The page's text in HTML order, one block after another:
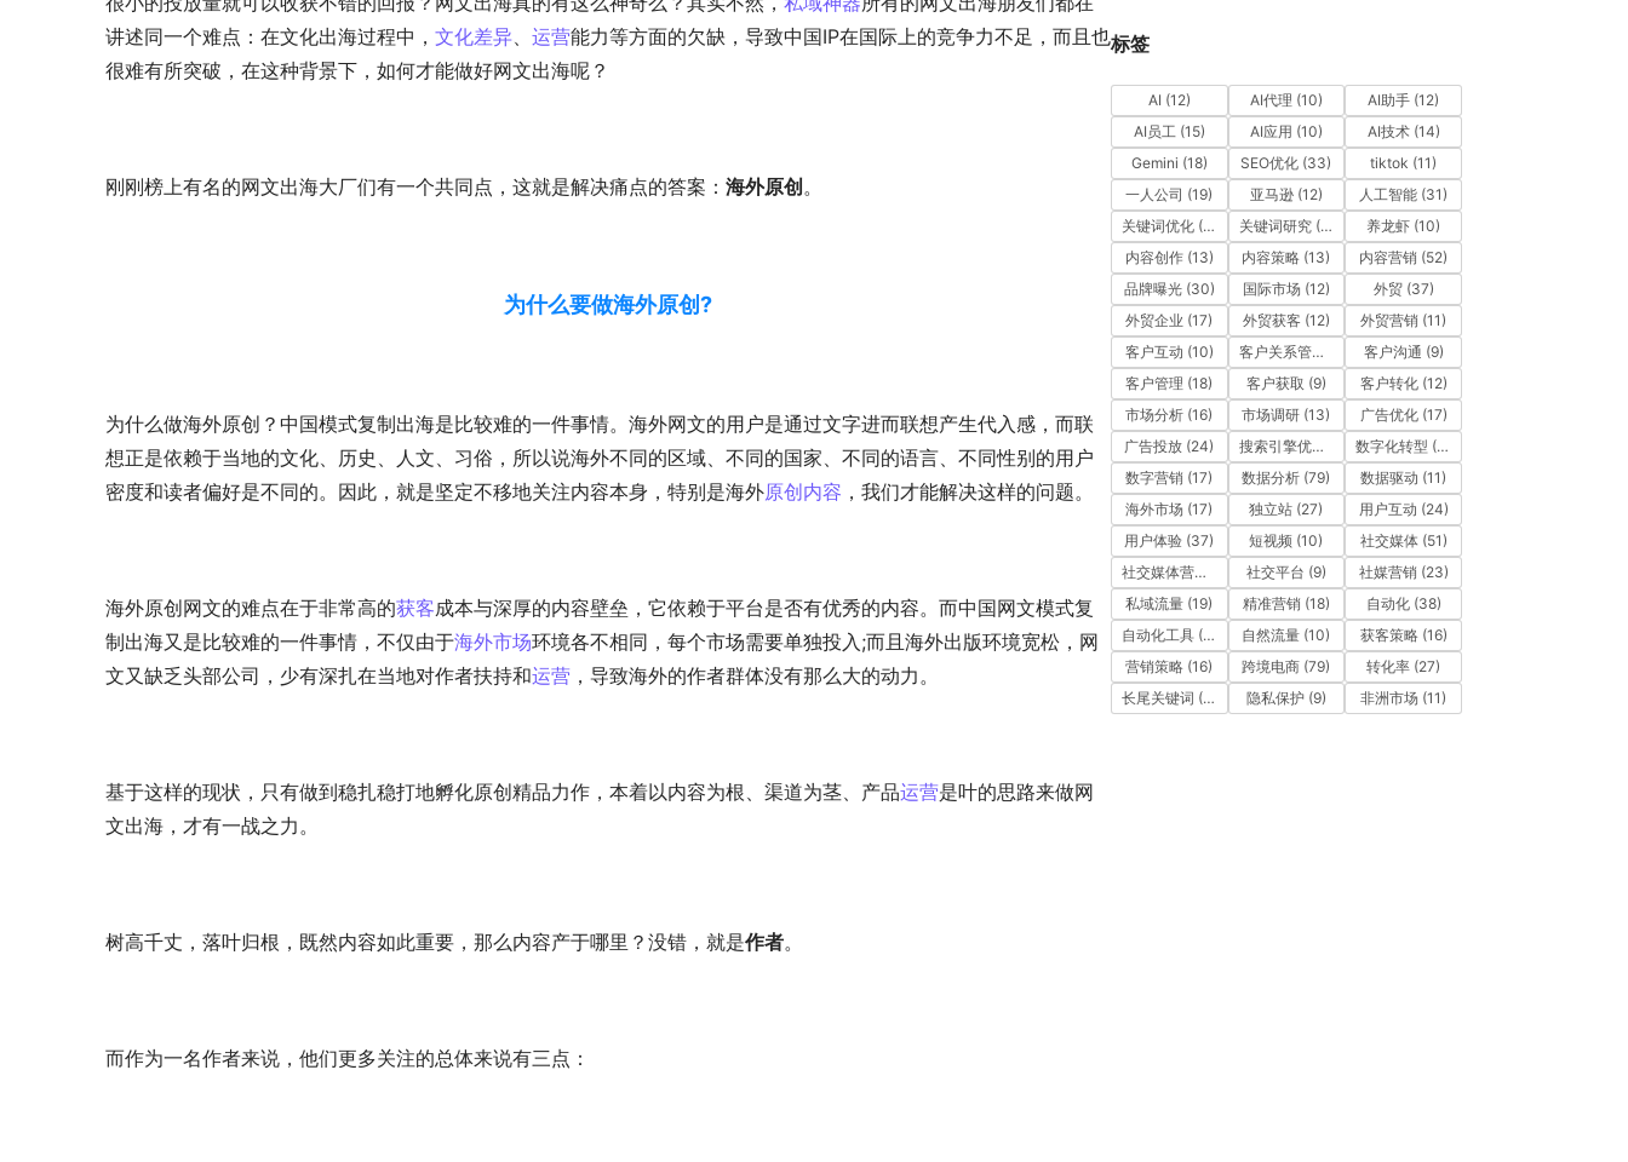
讲述同一个难点：在文化出海过程中， 文化差异 运营能力等方面的欠缺，导致中国IP在国际上的竞争力不足，而且也
很难有所突破，在这种背景下，如何才能做好网文出海呢？
刚刚榜上有名的网文出海大厂们有一个共同点，这就是解决痛点的答案： 海外原创。
为什么要做海外原创?
为什么做海外原创？中国模式复制出海是比较难的一件事情。海外网文的用户是通过文字进而联想产生代入感，而联
想正是依赖于当地的文化、历史、人文、习俗，所以说海外不同的区域、不同的国家、不同的语言、不同性别的用户
密度和读者偏好是不同的。因此，就是坚定不移地关注内容本身，特别是海外原创内容 ，我们才能解决这样的问题。
海外原创网文的难点在于非常高的获客成本与深厚的内容壁垒，它依赖于平台是否有优秀的内容。而中国网文模式复
制出海又是比较难的一件事情，不仅由于海外市场环境各不相同，每个市场需要单独投入;而且海外出版环境宽松，网
文又缺乏头部公司，少有深扎在当地对作者扶持和运营 ，导致海外的作者群体没有那么大的动力。
基于这样的现状，只有做到稳扎稳打地孵化原创精品力作，本着以内容为根、渠道为茎、产品运营是叶的思路来做网
文出海，才有一战之力。
树高千丈，落叶归根，既然内容如此重要，那么内容产于哪里？没错，就是作者。
而作为一名作者来说，他们更多关注的总体来说有三点：
标签
AI (12) AI代理 (10) AI助手 (12)
AI员工(15) AI应用 (10) AI技术(14)
Gemini (18) SEO优化 (33) tiktok (11)
一人公司 (19) 亚马逊(12) 人工智能 (31)
关键词优化 (10) 关键词研究(12) 养龙虾 (10)
内容创作(13) 内容策略 (13) 内容营销 (52)
品牌曝光(30) 国际市场 (12) 外贸(37)
外贸企业 (17) 外贸获客(12) 外贸营销 (11)
客户互动 (10) 客户关系管理 客户沟通 (9)
客户管理 (18) 客户获取 (9) 客户转化(12)
市场分析 (16) 市场调研 (13) 广告优化(17)
广告投放 (24) 搜索引擎优化 (41)数字化转型 (19)
数字营销 (17) 数据分析 (79) 数据驱动 (11)
海外市场 (17) 独立站 (27) 用户互动 (24)
用户体验 (37) 短视频 (10) 社交媒体(51)
社交媒体营销
社交平台 (9) 社媒营销(23)
私域流量 (19) 精准营销(18) 自动化(38)
自动化工具 (11) 自然流量 (10) 获客策略(16)
营销策略 (16) 跨境电商 (79) 转化率 (27)
长尾关键词 (12) 隐私保护(9) 非洲市场 (11)